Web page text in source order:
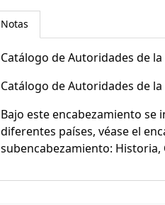
Notas
Catálogo de Autoridades de
Catálogo de Autoridades de
Bajo este encabezamiento
diferentes países, véase el
subencabezamiento: Historia,